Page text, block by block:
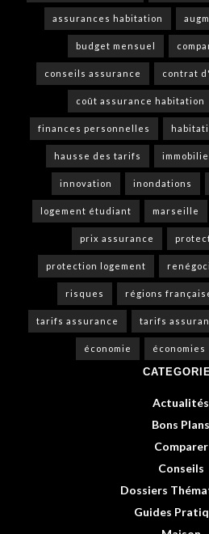
assurances habitation
budget mensuel
conseils assurance contrat
coût assurance habitation
finances personnelles
hausse des tarifs
innovation inondations
logement étudiant marseille
prix assurance
protection logement
risques régions
tarifs assurance tarifs
économie économies
Actualités
Bons Plans
Comparer
Conseils
Dossiers
Guides